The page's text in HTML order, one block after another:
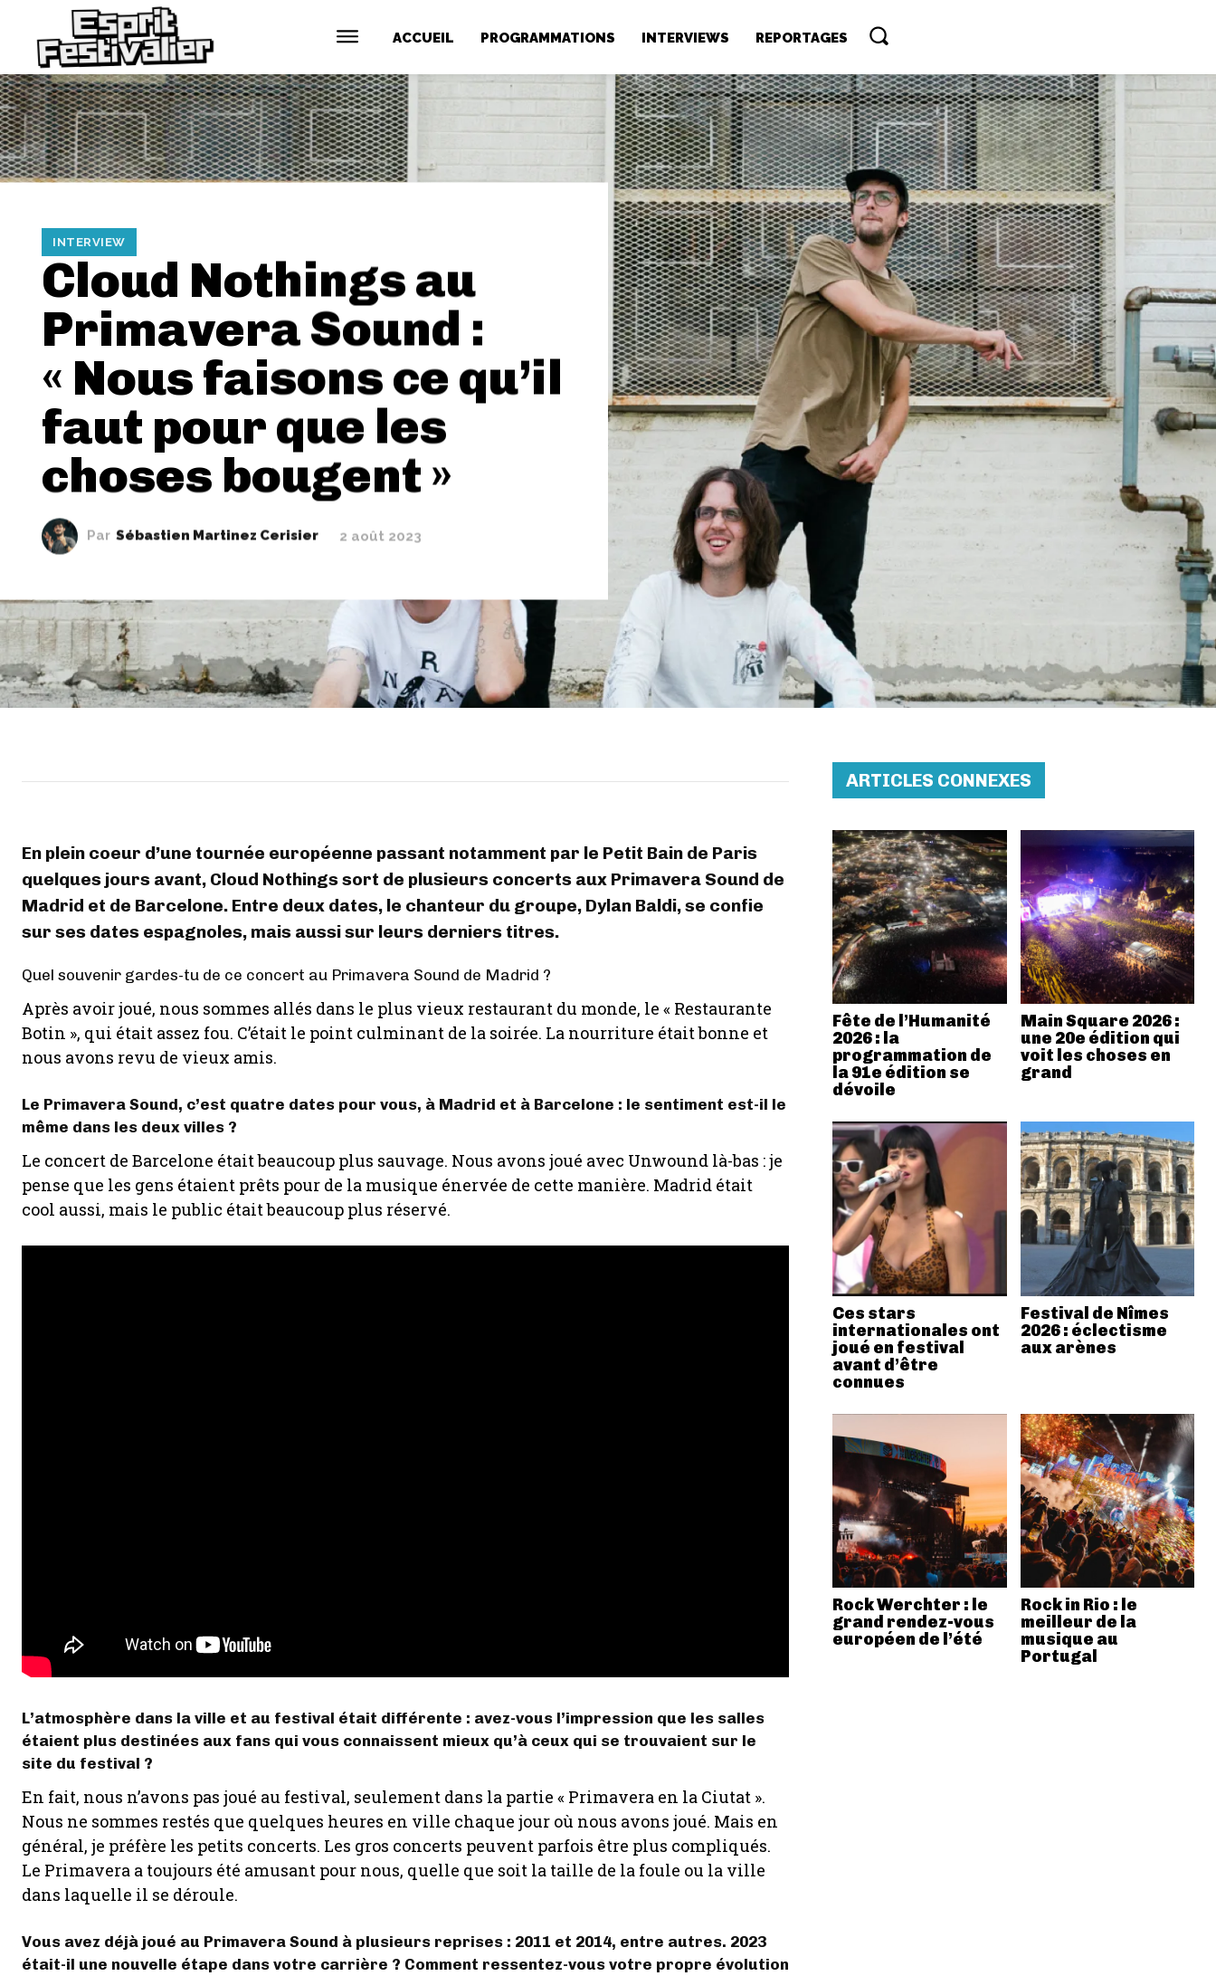
ACCUEIL PROGRAMMATIONS INTERVIEWS REPORTAGES
INTERVIEW
Cloud Nothings au
Primavera Sound :
« Nous faisons ce qu’il
faut pour que les
choses bougent »
Par Sébastien Martinez Cerisier 2 août 2023
En plein coeur d’une tournée européenne passant notamment par le Petit Bain de Paris
quelques jours avant, Cloud Nothings sort de plusieurs concerts aux Primavera Sound de
Madrid et de Barcelone. Entre deux dates, le chanteur du groupe, Dylan Baldi, se confie
sur ses dates espagnoles, mais aussi sur leurs derniers titres.
Quel souvenir gardes-tu de ce concert au Primavera Sound de Madrid ?
Après avoir joué, nous sommes allés dans le plus vieux restaurant du monde, le « Restaurante
Botin », qui était assez fou. C’était le point culminant de la soirée. La nourriture était bonne et
nous avons revu de vieux amis.
Le Primavera Sound, c’est quatre dates pour vous, à Madrid et à Barcelone : le sentiment est-il le
même dans les deux villes ?
Le concert de Barcelone était beaucoup plus sauvage. Nous avons joué avec Unwound là-bas : je
pense que les gens étaient prêts pour de la musique énervée de cette manière. Madrid était
cool aussi, mais le public était beaucoup plus réservé.
L’atmosphère dans la ville et au festival était différente : avez-vous l’impression que les salles
étaient plus destinées aux fans qui vous connaissent mieux qu’à ceux qui se trouvaient sur le
site du festival ?
En fait, nous n’avons pas joué au festival, seulement dans la partie « Primavera en la Ciutat ».
Nous ne sommes restés que quelques heures en ville chaque jour où nous avons joué. Mais en
général, je préfère les petits concerts. Les gros concerts peuvent parfois être plus compliqués.
Le Primavera a toujours été amusant pour nous, quelle que soit la taille de la foule ou la ville
dans laquelle il se déroule.
Vous avez déjà joué au Primavera Sound à plusieurs reprises : 2011 et 2014, entre autres. 2023
était-il une nouvelle étape dans votre carrière ? Comment ressentez-vous votre propre évolution
ARTICLES CONNEXES
Fête de l’Humanité
2026 : la
programmation de
la 91e édition se
dévoile
Main Square 2026 :
une 20e édition qui
voit les choses en
grand
Ces stars
internationales ont
joué en festival
avant d’être
connues
Festival de Nîmes
2026 : éclectisme
aux arènes
Rock Werchter : le
grand rendez-vous
européen de l’été
Rock in Rio : le
meilleur de la
musique au
Portugal